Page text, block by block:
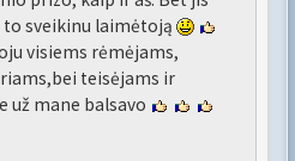
to sveikinu laimėtoją
visiems rėmėjams,
teisėjams ir
už mane balsavo